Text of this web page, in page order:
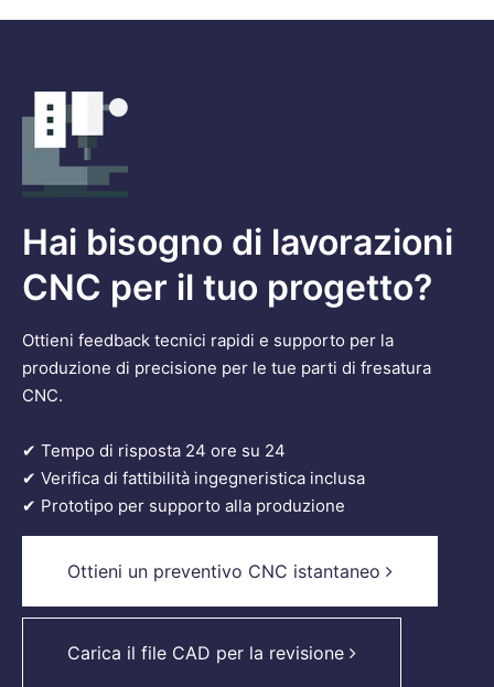
Hai bisogno di lavorazioni
CNC per il tuo progetto?
Ottieni feedback tecnici rapidi e supporto per la
produzione di precisione per le tue parti di fresatura
CNC.
✔ Tempo di risposta 24 ore su 24
✔ Verifica di fattibilità ingegneristica inclusa
✔ Prototipo per supporto alla produzione
Ottieni un preventivo CNC istantaneo
Carica il file CAD per la revisione